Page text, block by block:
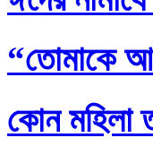
“তোমাকে
কোন মহিলা